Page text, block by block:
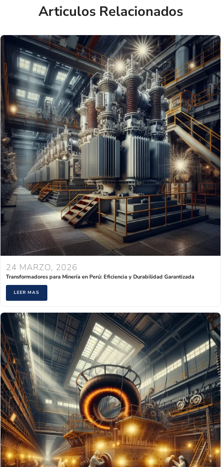
Articulos Relacionados
24 MARZO, 2026
Transformadores para Minería en Perú: Eficiencia y Durabilidad Garantizada
LEER MAS